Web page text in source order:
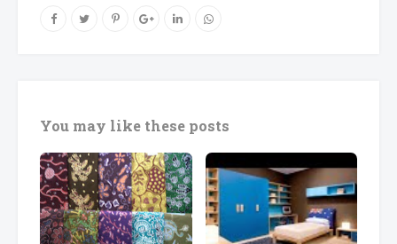
You may like these posts